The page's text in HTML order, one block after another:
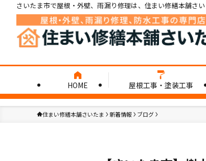
さいたま市で屋根・外壁、雨漏り修理は、住まい修繕本舗さい
HOME 屋根工事・塗装工事
住まい修繕本舗さいたま 新着情報 ブログ